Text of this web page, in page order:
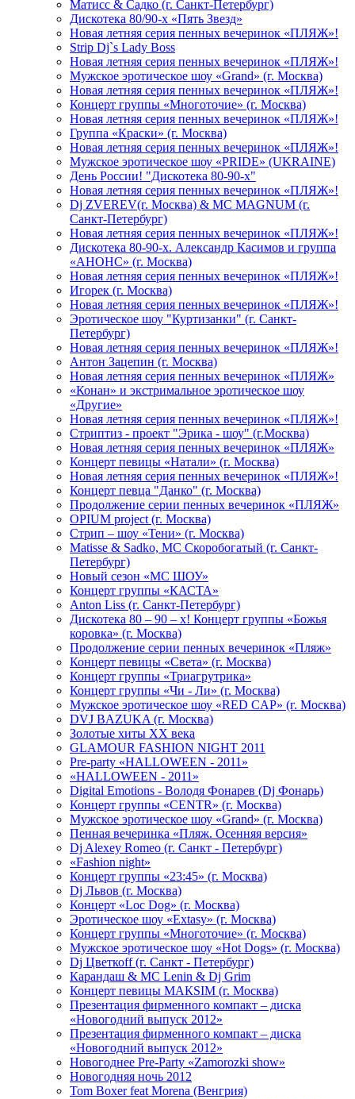
Матисс & Садко (г. Санкт-Петербург)
Дискотека 80/90-х «Пять Звезд»
Новая летняя серия пенных вечеринок «ПЛЯЖ»!
Strip Dj`s Lady Boss
Новая летняя серия пенных вечеринок «ПЛЯЖ»!
Мужское эротическое шоу «Grand» (г. Москва)
Новая летняя серия пенных вечеринок «ПЛЯЖ»!
Концерт группы «Многоточие» (г. Москва)
Новая летняя серия пенных вечеринок «ПЛЯЖ»!
Группа «Краски» (г. Москва)
Новая летняя серия пенных вечеринок «ПЛЯЖ»!
Мужское эротическое шоу «PRIDE» (UKRAINE)
День России! "Дискотека 80-90-х"
Новая летняя серия пенных вечеринок «ПЛЯЖ»!
Dj ZVEREV(г. Москва) & MC MAGNUM (г.
Санкт-Петербург)
Новая летняя серия пенных вечеринок «ПЛЯЖ»!
Дискотека 80-90-х. Александр Касимов и группа
«АНОНС» (г. Москва)
Новая летняя серия пенных вечеринок «ПЛЯЖ»!
Игорек (г. Москва)
Новая летняя серия пенных вечеринок «ПЛЯЖ»!
Эротическое шоу "Куртизанки" (г. Санкт-
Петербург)
Новая летняя серия пенных вечеринок «ПЛЯЖ»!
Антон Зацепин (г. Москва)
Новая летняя серия пенных вечеринок «ПЛЯЖ»
«Конан» и экстримальное эротическое шоу
«Другие»
Новая летняя серия пенных вечеринок «ПЛЯЖ»!
Стриптиз - проект "Эрика - шоу" (г.Москва)
Новая летняя серия пенных вечеринок «ПЛЯЖ»
Концерт певицы «Натали» (г. Москва)
Новая летняя серия пенных вечеринок «ПЛЯЖ»!
Концерт певца "Данко" (г. Москва)
Продолжение серии пенных вечеринок «ПЛЯЖ»
OPIUM project (г. Москва)
Стрип – шоу «Тени» (г. Москва)
Matissе & Sadko, MC Скоробогатый (г. Санкт-
Петербург)
Новый сезон «МС ШОУ»
Концерт группы «КАСТА»
Anton Liss (г. Санкт-Петербург)
Дискотека 80 – 90 – х! Концерт группы «Божья
коровка» (г. Москва)
Продолжение серии пенных вечеринок «Пляж»
Концерт певицы «Света» (г. Москва)
Концерт группы «Триагрутрика»
Концерт группы «Чи - Ли» (г. Москва)
Мужское эротическое шоу «RED CAP» (г. Москва)
DVJ BAZUKA (г. Москва)
Золотые хиты XX века
GLAMOUR FASHION NIGHT 2011
Pre-party «HALLOWEEN - 2011»
«HALLOWEEN - 2011»
Digital Emotions - Володя Фонарев (Dj Фонарь)
Концерт группы «CENTR» (г. Москва)
Мужское эротическое шоу «Grand» (г. Москва)
Пенная вечеринка «Пляж. Осенняя версия»
Dj Alexey Romeo (г. Санкт - Петербург)
«Fashion night»
Концерт группы «23:45» (г. Москва)
Dj Львов (г. Москва)
Концерт «Loc Dog» (г. Москва)
Эротическое шоу «Extasy» (г. Москва)
Концерт группы «Многоточие» (г. Москва)
Мужское эротическое шоу «Hot Dogs» (г. Москва)
Dj Цветкоff (г. Санкт - Петербург)
Карандаш & МС Lenin & Dj Grim
Концерт певицы МАКSIМ (г. Москва)
Презентация фирменного компакт – диска
«Новогодний выпуск 2012»
Презентация фирменного компакт – диска
«Новогодний выпуск 2012»
Новогоднее Pre-Party «Zamorozki show»
Новогодняя ночь 2012
Tom Boxer feat Morena (Венгрия)